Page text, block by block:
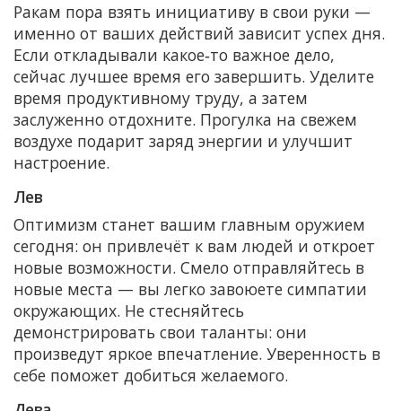
Ракам пора взять инициативу в свои руки —
именно от ваших действий зависит успех дня.
Если откладывали какое‑то важное дело,
сейчас лучшее время его завершить. Уделите
время продуктивному труду, а затем
заслуженно отдохните. Прогулка на свежем
воздухе подарит заряд энергии и улучшит
настроение.
Лев
Оптимизм станет вашим главным оружием
сегодня: он привлечёт к вам людей и откроет
новые возможности. Смело отправляйтесь в
новые места — вы легко завоюете симпатии
окружающих. Не стесняйтесь
демонстрировать свои таланты: они
произведут яркое впечатление. Уверенность в
себе поможет добиться желаемого.